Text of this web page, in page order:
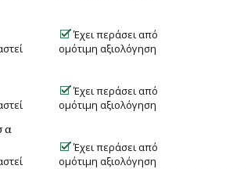
Έχει περάσει από
ομότιμη αξιολόγηση
Έχει περάσει από
ομότιμη αξιολόγηση
Έχει περάσει από
ομότιμη αξιολόγηση